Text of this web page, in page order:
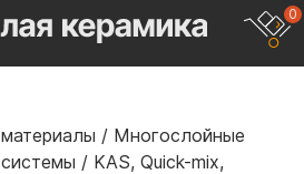
0
/ Многослойные
/ KAS, Quick-mix,